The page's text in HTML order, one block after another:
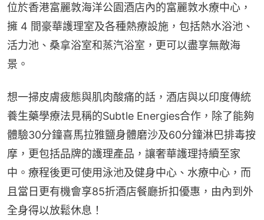
位於香港富麗敦海洋公園酒店內的富麗敦水療中心，
擁 4 間豪華護理室及各種熱療設施，包括熱水浴池、
活力池、桑拿浴室和蒸汽浴室，更可以盡享無敵海
景。
想一掃皮膚疲態與肌肉酸痛的話，酒店與以印度傳統
養生藥學療法見稱的Subtle Energies合作，除了能夠
體驗30分鐘喜馬拉雅鹽身體磨沙及60分鐘淋巴排毒按
摩，更包括品牌的護理產品，讓奢華護理持續至家
中。療程後更可使用泳池及健身中心、水療中心，而
且當日更有機會享85折酒店餐廳折扣優惠，由內到外
全身得以放鬆休息！